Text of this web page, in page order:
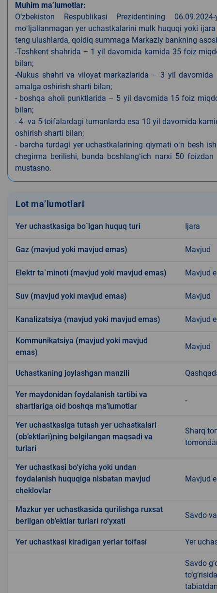
Muhim ma’lumotlar:
O‘zbekiston Respublikasi Prezidentining
moʻljallanmagan yer uchastkalarini mulk huquqi yoki
teng ulushlarda, qoldiq summaga Markaziy bankning
-Toshkent shahrida – 1 yil davomida kamida 35 foiz
bilan;
-Nukus shahri va viloyat markazlarida – 3 yil
amalga oshirish sharti bilan;
- boshqa aholi punktlarida – 5 yil davomida 15 foiz
bilan;
- 4- va 5-toifalardagi tumanlarda esa 10 yil davomida
oshirish sharti bilan;
- barcha turdagi yer uchastkalarining qiymati oʻn besh
chegirma berilishi, bunda boshlangʻich narxi 50
mustasno.
Lot ma’lumotlari
Yer uchastkasiga bo`lgan huquq turi Ijara
Gaz (mavjud yoki mavjud emas) Mavjud
Elektr ta`minoti (mavjud yoki mavjud emas) Mavjud
Suv (mavjud yoki mavjud emas) Mavjud
Kanalizatsiya (mavjud yoki mavjud emas) Mavjud
Kommunikatsiya (mavjud yoki mavjud
emas)
Mavjud
Uchastkaning joylashgan manzili
Yer maydonidan foydalanish tartibi va
shartlariga oid boshqa ma’lumotlar
-
Yer uchastkasiga tutash yer uchastkalari
(ob’ektlari)ning belgilangan maqsadi va
turlari
Sharq
Yer uchastkasi bo‘yicha yoki undan
foydalanish huquqiga nisbatan mavjud
cheklovlar
Mavjud
Mazkur yer uchastkasida qurilishga ruxsat
berilgan ob’ektlar turlari ro‘yxati
Savdo
Yer uchastkasi kiradigan yerlar toifasi Yer
Savdo